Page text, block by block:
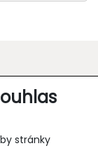
stránky